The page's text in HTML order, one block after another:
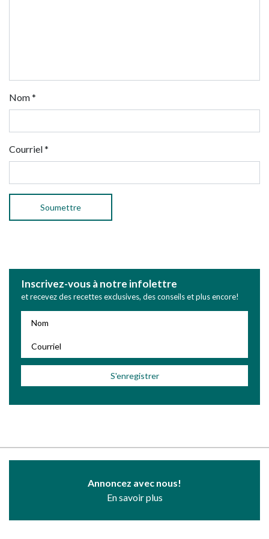
Nom*
Courriel*
Inscrivez-vous à notre infolettre
et recevez des recettes exclusives, des conseils et plus encore!
Annoncez avec nous!
En savoir plus